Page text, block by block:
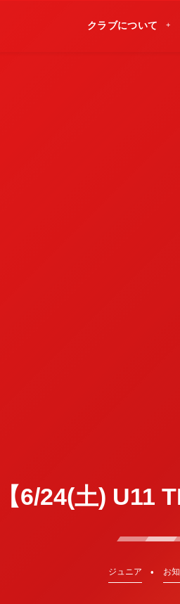
クラブについて
【6/24(土) U11
ジュニア お